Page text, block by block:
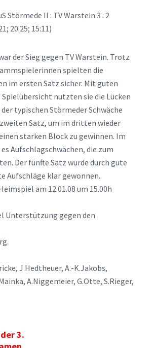
Störmede II : TV Warstein 3 : 2
20:25; 15:11)
der Sieg gegen TV Warstein. Trotz
spielten die
im ersten Satz sicher. Mit guten
nutzten sie die Lücken
typischen Störmeder Schwäche
Satz, um im dritten wieder
starken Block zu gewinnen. Im
Aufschlagschwächen, die zum
Der fünfte Satz wurde durch gute
Aufschläge klar gewonnen.
am 12.01.08 um 15.00h
Unterstützung gegen den
J.Hedtheuer, A.-K.Jakobs,
A.Niggemeier, G.Otte, S.Rieger,
3.